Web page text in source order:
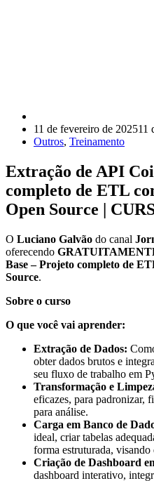
11 de fevereiro de 202511
Outros, Treinamento
Extração de API
completo de ETL
Open Source |
O Luciano Galvão do canal
oferecendo
Base – Projeto completo de
Source.
Sobre o curso
O que você vai aprender:
Extração de Dados:
obter dados brutos e
seu fluxo de trabalho em
Transformação e
eficazes, para padronizar,
para análise.
Carga em Banco de
ideal, criar tabelas
forma estruturada, visando
Criação de Dashboard
dashboard interativo,